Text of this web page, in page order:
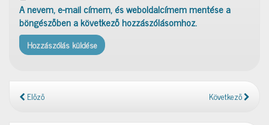
A nevem, e-mail címem, és weboldalcímem mentése a
böngészőben a következő hozzászólásomhoz.
Előző Következő